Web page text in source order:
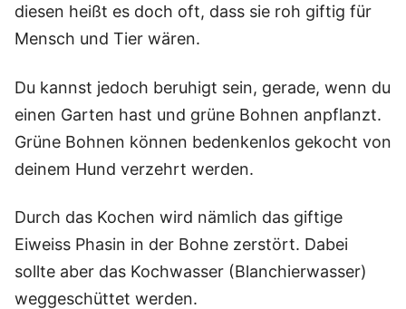
diesen heißt es doch oft, dass sie roh giftig für
Mensch und Tier wären.
Du kannst jedoch beruhigt sein, gerade, wenn du
einen Garten hast und grüne Bohnen anpflanzt.
Grüne Bohnen können bedenkenlos gekocht von
deinem Hund verzehrt werden.
Durch das Kochen wird nämlich das giftige
Eiweiss Phasin in der Bohne zerstört. Dabei
sollte aber das Kochwasser (Blanchierwasser)
weggeschüttet werden.